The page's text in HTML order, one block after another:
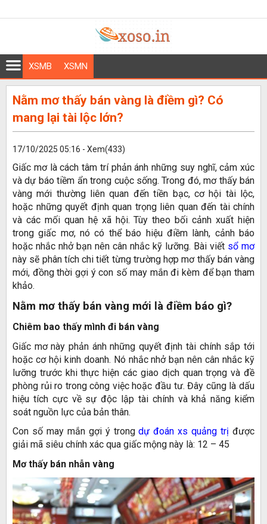
XSMB XSMN
Nằm mơ thấy bán vàng là điềm gì? Có
mang lại tài lộc lớn?
17/10/2025 05:16 - Xem(433)
Giấc mơ là cách tâm trí phản ánh những suy nghĩ, cảm xúc
và dự báo tiềm ẩn trong cuộc sống. Trong đó, mơ thấy bán
vàng mới thường liên quan đến tiền bạc, cơ hội tài lộc,
hoặc những quyết định quan trọng liên quan đến tài chính
và các mối quan hệ xã hội. Tùy theo bối cảnh xuất hiện
trong giấc mơ, nó có thể báo hiệu điềm lành, cảnh báo
hoặc nhắc nhở bạn nên cân nhắc kỹ lưỡng. Bài viết sổ mơ
này sẽ phân tích chi tiết từng trường hợp mơ thấy bán vàng
mới, đồng thời gợi ý con số may mắn đi kèm để bạn tham
khảo.
Nằm mơ thấy bán vàng mới là điềm báo gì?
Chiêm bao thấy mình đi bán vàng
Giấc mơ này phản ánh những quyết định tài chính sắp tới
hoặc cơ hội kinh doanh. Nó nhắc nhở bạn nên cân nhắc kỹ
lưỡng trước khi thực hiện các giao dịch quan trọng và đề
phòng rủi ro trong công việc hoặc đầu tư. Đây cũng là dấu
hiệu tích cực về sự độc lập tài chính và khả năng kiểm
soát nguồn lực của bản thân.
Con số may mắn gợi ý trongdự đoán xs quảng trị được
giải mã siêu chính xác qua giấc mộng này là: 12 – 45
Mơ thấy bán nhẫn vàng